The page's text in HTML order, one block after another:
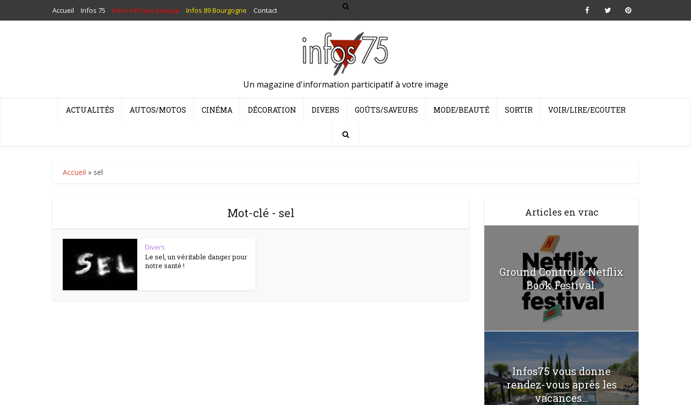
Accueil Infos 75 Infos 64 Pays basque Infos 89 Bourgogne Contact
Un magazine d'information participatif à votre image
ACTUALITÉS AUTOS/MOTOS CINÉMA DÉCORATION DIVERS GOÛTS/SAVEURS MODE/BEAUTÉ SORTIR VOIR/LIRE/ECOUTER
Accueil » sel
Mot-clé - sel
Divers
Le sel, un véritable danger pour
notre santé !
Articles en vrac
Ground Control & Netflix
Book Festival.
Infos75 vous donne
rendez-vous après les
vacances...